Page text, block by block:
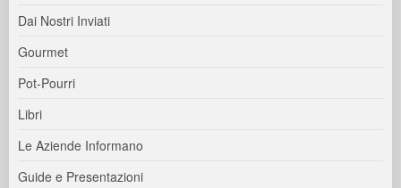
Dai Nostri Inviati
Gourmet
Pot-Pourri
Libri
Le Aziende Informano
Guide e Presentazioni